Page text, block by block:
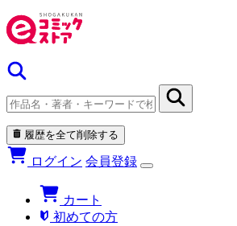
履歴を全て削除する
ログイン 会員登録
カート
初めての方